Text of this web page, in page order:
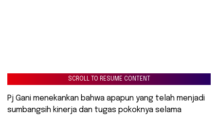
SCROLL TO RESUME CONTENT
Pj Gani menekankan bahwa apapun yang telah menjadi
sumbangsih kinerja dan tugas pokoknya selama